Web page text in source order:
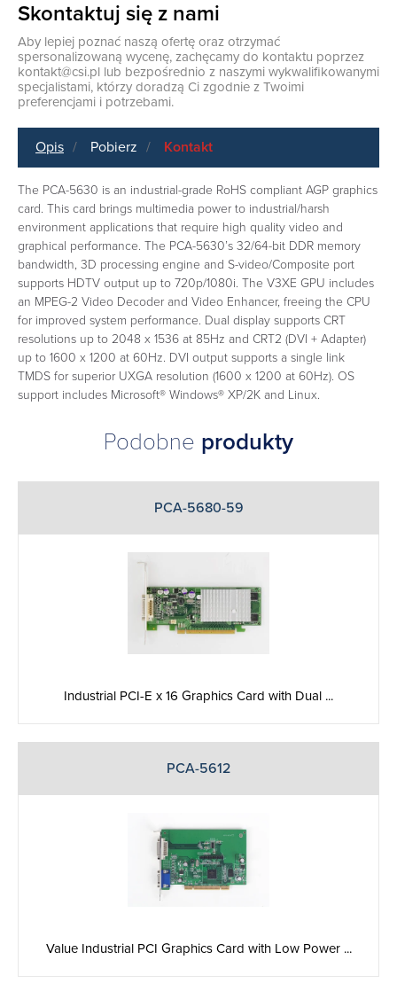
Skontaktuj się z nami
Aby lepiej poznać naszą ofertę oraz otrzymać
spersonalizowaną wycenę, zachęcamy do kontaktu poprzez
kontakt@csi.pl lub bezpośrednio z naszymi wykwalifikowanymi
specjalistami, którzy doradzą Ci zgodnie z Twoimi
preferencjami i potrzebami.
Opis Pobierz Kontakt
The PCA-5630 is an industrial-grade RoHS compliant AGP graphics
card. This card brings multimedia power to industrial/harsh
environment applications that require high quality video and
graphical performance. The PCA-5630’s 32/64-bit DDR memory
bandwidth, 3D processing engine and S-video/Composite port
supports HDTV output up to 720p/1080i. The V3XE GPU includes
an MPEG-2 Video Decoder and Video Enhancer, freeing the CPU
for improved system performance. Dual display supports CRT
resolutions up to 2048 x 1536 at 85Hz and CRT2 (DVI + Adapter)
up to 1600 x 1200 at 60Hz. DVI output supports a single link
TMDS for superior UXGA resolution (1600 x 1200 at 60Hz). OS
support includes Microsoft® Windows® XP/2K and Linux.
Podobne produkty
PCA-5680-59
Industrial PCI-E x 16 Graphics Card with Dual ...
PCA-5612
Value Industrial PCI Graphics Card with Low Power ...